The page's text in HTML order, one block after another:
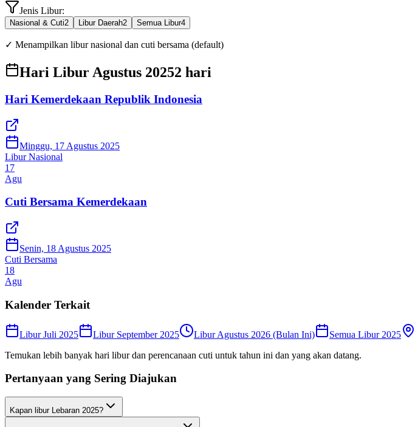
Jenis Libur:
Nasional & Cuti2 Libur Daerah2 Semua Libur4
✓ Menampilkan libur nasional dan cuti bersama (default)
Hari Libur Agustus 20252 hari
Hari Kemerdekaan Republik Indonesia
Minggu, 17 Agustus 2025
Libur Nasional
17
Agu
Cuti Bersama Kemerdekaan
Senin, 18 Agustus 2025
Cuti Bersama
18
Agu
Kalender Terkait
Libur Juli 2025 Libur September 2025 Libur Agustus 2026 (Bulan Ini) Semua Libur 2025
Temukan lebih banyak hari libur dan perencanaan cuti untuk tahun ini dan yang akan datang.
Pertanyaan yang Sering Diajukan
Kapan libur Lebaran 2025?